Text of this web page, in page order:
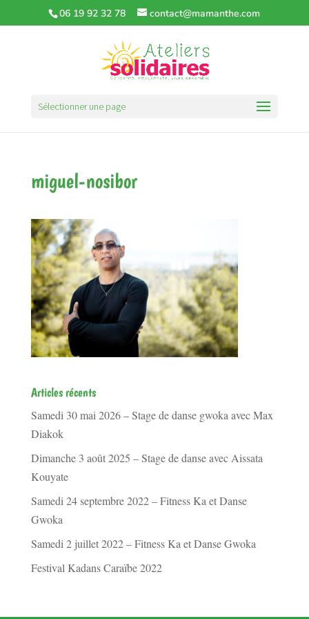
06 19 92 32 78 contact@mamanthe.com
Sélectionner une page
miguel-nosibor
Articles récents
Samedi 30 mai 2026 – Stage de danse gwoka avec Max
Diakok
Dimanche 3 août 2025 – Stage de danse avec Aissata
Kouyate
Samedi 24 septembre 2022 – Fitness Ka et Danse
Gwoka
Samedi 2 juillet 2022 – Fitness Ka et Danse Gwoka
Festival Kadans Caraïbe 2022